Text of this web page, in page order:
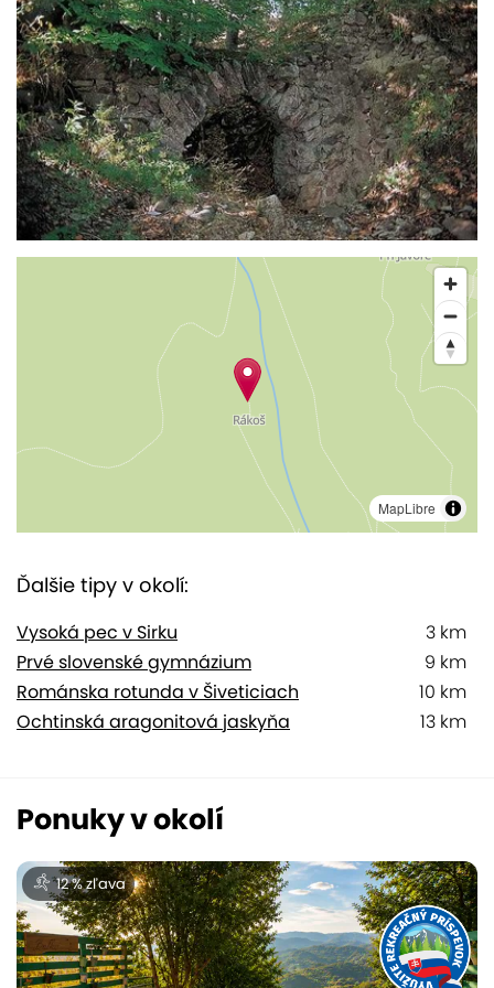
MapLibre
Ďalšie tipy v okolí:
3 km
Vysoká pec v Sirku
9 km
Prvé slovenské gymnázium
10 km
Románska rotunda v Šiveticiach
13 km
Ochtinská aragonitová jaskyňa
Ponuky v okolí
12 % zľava